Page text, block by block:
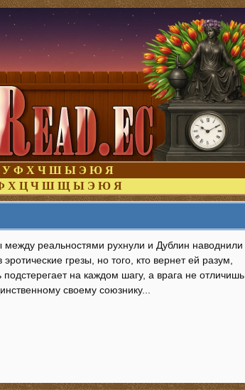
У Ф Х Ч Ш Ы Э Ю Я
Х Ц Ч Ш Щ Ы Э Ю Я
реальностями рухнули и Дублин наводнили
грезы, но того, кто вернет ей разум,
на каждом шагу, а врага не отличишь
своему союзнику...